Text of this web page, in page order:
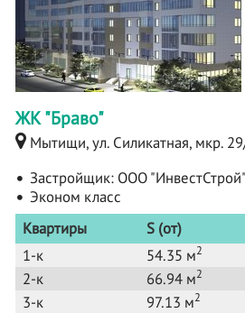
ЖК "Браво"
Мытищи, ул. Силикатная, мкр.
Застройщик: ООО "ИнвестСтрой"
Эконом класс
Квартиры
S (от)
1-к
54.35 м2
2-к 66.94 м2
3-к 97.13 м2